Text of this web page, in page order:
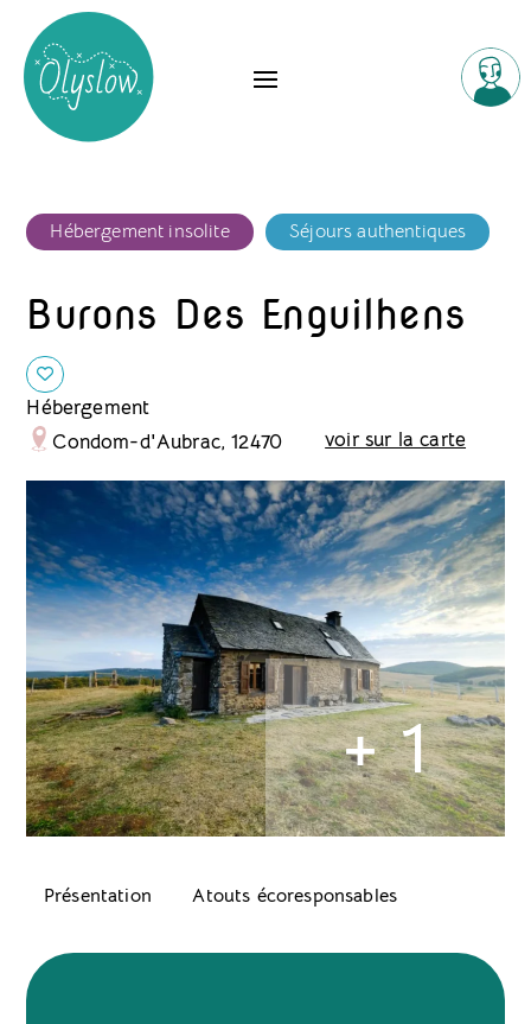
Hébergement insolite Séjours authentiques
Burons Des Enguilhens
Hébergement
Condom-d'Aubrac, 12470
voir sur la carte
+ 1
Présentation Atouts écoresponsables